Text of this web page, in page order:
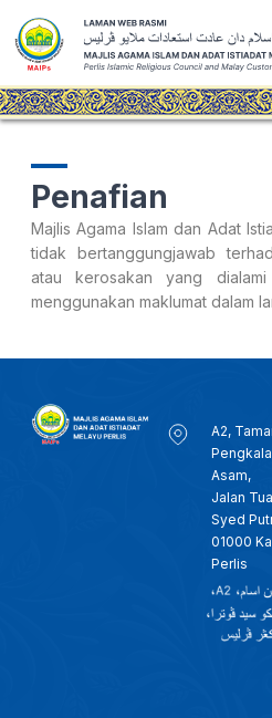
Penafian
Majlis Agama Islam dan Adat
tidak bertanggungjawab
atau kerosakan yang
menggunakan maklumat dalam
A2,
Asam,
Jalan
Syed
01000
Perlis